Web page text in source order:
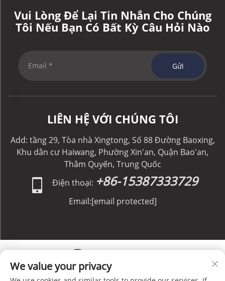
Vui Lòng Để Lại Tin Nhắn Cho Chúng
Tôi Nếu Bạn Có Bất Kỳ Câu Hỏi Nào
Gửi
LIÊN HỆ VỚI CHÚNG TÔI
Add: tầng 29, Tòa nhà Xingtong, Số 88 Đường Baoxing,
Khu dân cư Haiwang, Phường Xin'an, Quận Bao'an,
Thâm Quyến, Trung Quốc
Điện thoại: +86-15387333729
Email:[email protected]
We value your privacy